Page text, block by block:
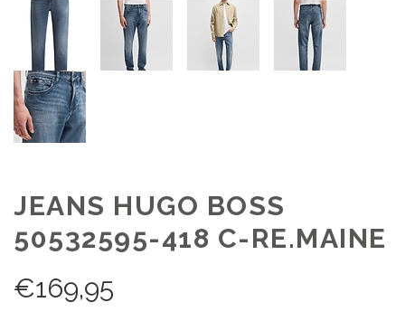
JEANS HUGO BOSS
50532595-418 C-RE.MAINE
€169,95